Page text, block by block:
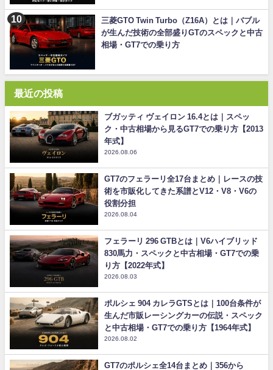
三菱GTO Twin Turbo（Z16A）とは｜バブル
が生んだ技術の全部盛りGTのスペックと中古
相場・GT7での乗り方
最近の投稿
ブガッティ ヴェイロン 16.4とは｜スペッ
ク・中古相場から見るGT7での乗り方【2013
年式】
2026.08.06
GT7のフェラーリ全17台まとめ｜レースの技
術を市販化してきた系譜とV12・V8・V6の
役割分担
2026.08.04
フェラーリ 296 GTBとは｜V6ハイブリッド
830馬力・スペックと中古相場・GT7での乗
り方【2022年式】
2026.08.03
ポルシェ 904 カレラGTSとは｜100台条件が
生んだ市販レーシングカーの伝説・スペック
と中古相場・GT7での乗り方【1964年式】
2026.08.02
GT7のポルシェ全14台まとめ｜356から